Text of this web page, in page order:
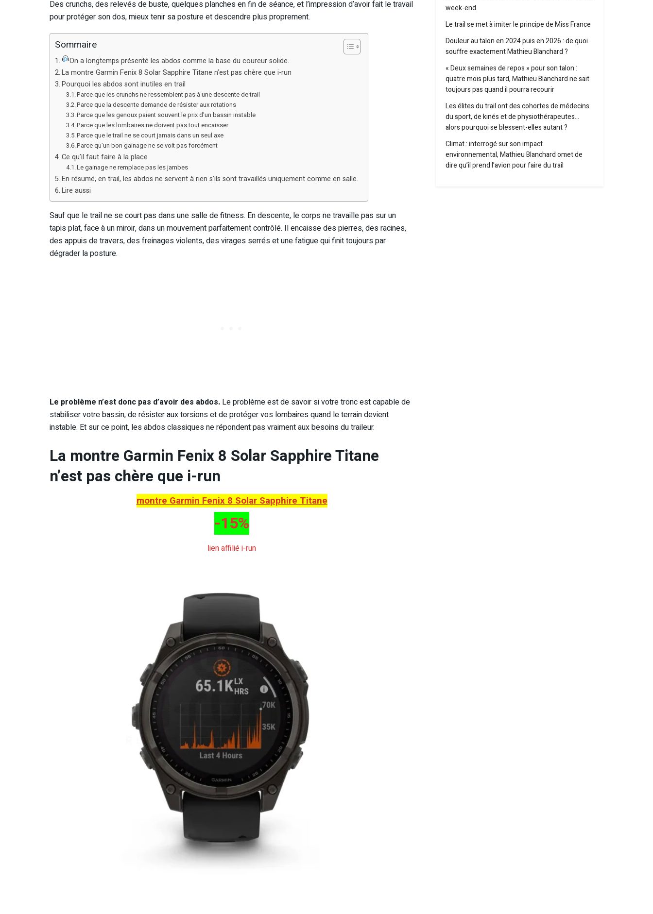
Des crunchs, des relevés de buste, quelques planches en fin de séance, et l’impression d’avoir fait le travail
pour protéger son dos, mieux tenir sa posture et descendre plus proprement.
Sommaire
On a longtemps présenté les abdos comme la base du coureur solide.
La montre Garmin Fenix 8 Solar Sapphire Titane n’est pas chère que i-run
Pourquoi les abdos sont inutiles en trail
Parce que les crunchs ne ressemblent pas à une descente de trail
Parce que la descente demande de résister aux rotations
Parce que les genoux paient souvent le prix d’un bassin instable
Parce que les lombaires ne doivent pas tout encaisser
Parce que le trail ne se court jamais dans un seul axe
Parce qu’un bon gainage ne se voit pas forcément
Ce qu’il faut faire à la place
Le gainage ne remplace pas les jambes
En résumé, en trail, les abdos ne servent à rien s’ils sont travaillés uniquement comme en salle.
Lire aussi
Sauf que le trail ne se court pas dans une salle de fitness. En descente, le corps ne travaille pas sur un
tapis plat, face à un miroir, dans un mouvement parfaitement contrôlé. Il encaisse des pierres, des racines,
des appuis de travers, des freinages violents, des virages serrés et une fatigue qui finit toujours par
dégrader la posture.
Le problème n’est donc pas d’avoir des abdos. Le problème est de savoir si votre tronc est capable de
stabiliser votre bassin, de résister aux torsions et de protéger vos lombaires quand le terrain devient
instable. Et sur ce point, les abdos classiques ne répondent pas vraiment aux besoins du traileur.
La montre Garmin Fenix 8 Solar Sapphire Titane
n’est pas chère que i-run
montre Garmin Fenix 8 Solar Sapphire Titane
-15%
lien affilié i-run
week-end
Le trail se met à imiter le principe de Miss France
Douleur au talon en 2024 puis en 2026 : de quoi
souffre exactement Mathieu Blanchard ?
« Deux semaines de repos » pour son talon :
quatre mois plus tard, Mathieu Blanchard ne sait
toujours pas quand il pourra recourir
Les élites du trail ont des cohortes de médecins
du sport, de kinés et de physiothérapeutes…
alors pourquoi se blessent-elles autant ?
Climat : interrogé sur son impact
environnemental, Mathieu Blanchard omet de
dire qu’il prend l’avion pour faire du trail